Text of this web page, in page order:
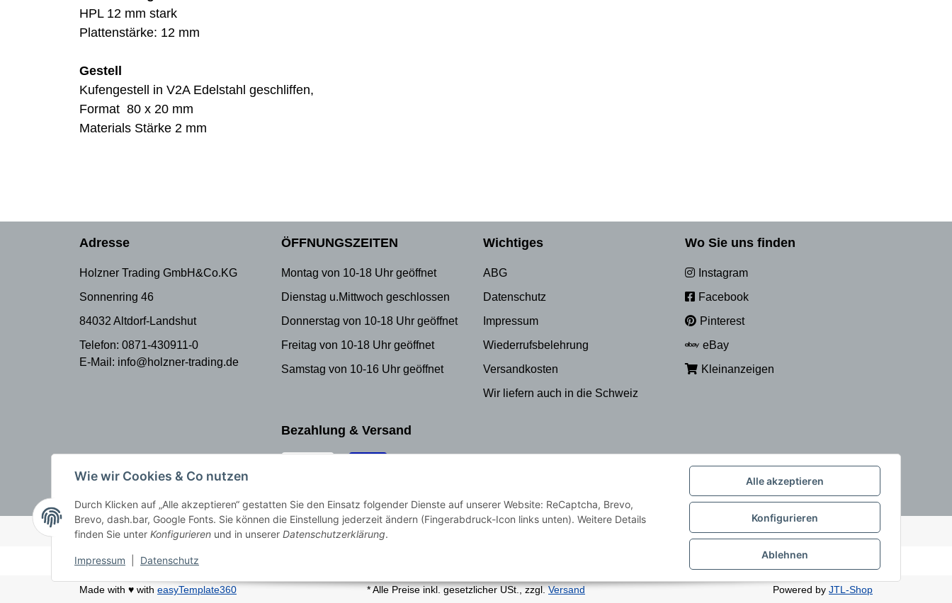
HPL 12 mm stark
Plattenstärke: 12 mm
Gestell
Kufengestell in V2A Edelstahl geschliffen,
Format 80 x 20 mm
Materials Stärke 2 mm
Adresse
Holzner Trading GmbH&Co.KG
Sonnenring 46
84032 Altdorf-Landshut
Telefon: 0871-430911-0
E-Mail: info@holzner-trading.de
ÖFFNUNGSZEITEN
Montag von 10-18 Uhr geöffnet
Dienstag u.Mittwoch geschlossen
Donnerstag von 10-18 Uhr geöffnet
Freitag von 10-18 Uhr geöffnet
Samstag von 10-16 Uhr geöffnet
Wichtiges
ABG
Datenschutz
Impressum
Wiederrufsbelehrung
Versandkosten
Wir liefern auch in die Schweiz
Wo Sie uns finden
Instagram
Facebook
Pinterest
eBay
Kleinanzeigen
Bezahlung & Versand
© Holzner-Trading GmbH&Co KG Besucherzähler: 3510265
Made with ♥ with easyTemplate360 * Alle Preise inkl. gesetzlicher USt., zzgl.Versand Powered by JTL-Shop
Alle akzeptieren
Konfigurieren
Ablehnen
Wie wir Cookies & Co nutzen
Durch Klicken auf „Alle akzeptieren“ gestatten Sie den Einsatz folgender Dienste auf unserer Website: ReCaptcha, Brevo,
Brevo, dash.bar, Google Fonts. Sie können die Einstellung jederzeit ändern (Fingerabdruck-Icon links unten). Weitere Details
finden Sie unter Konfigurieren und in unserer Datenschutzerklärung.
Impressum Datenschutz